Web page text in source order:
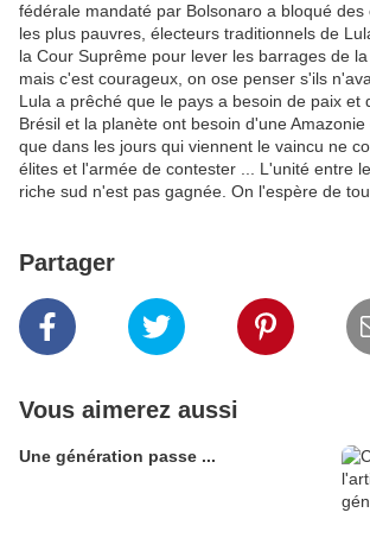
fédérale mandaté par Bolsonaro a bloqué
les plus pauvres, électeurs traditionnels de
la Cour Suprême pour lever les barrages de
mais c'est courageux, on ose penser s'ils
Lula a prêché que le pays a besoin de paix et
Brésil et la planète ont besoin d'une
que dans les jours qui viennent le vaincu ne
élites et l'armée de contester ... L'unité entre
riche sud n'est pas gagnée. On l'espère de
Partager
Vous aimerez aussi
Une génération passe ...